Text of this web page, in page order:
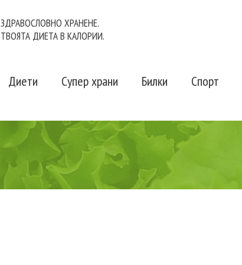
ЗДРАВОСЛОВНО ХРАНЕНЕ.
ТВОЯТА ДИЕТА В КАЛОРИИ.
Диети Супер храни Билки Спорт